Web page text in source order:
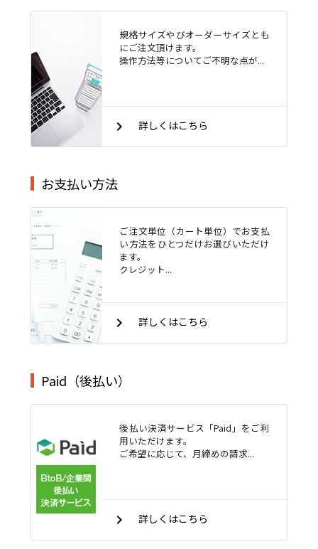
規格サイズやびオーダーサイズとも
にご注文頂けます。
操作方法等についてご不明な点が...
keyboard_arrow_right 詳しくはこちら
お支払い方法
ご注文単位（カート単位）でお支払
い方法をひとつだけお選びいただけ
ます。
クレジット...
keyboard_arrow_right 詳しくはこちら
Paid（後払い）
後払い決済サービス「Paid」をご利
用いただけます。
ご希望に応じて、月締めの請求...
keyboard_arrow_right 詳しくはこちら